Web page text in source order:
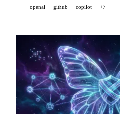
openai github copilot +7